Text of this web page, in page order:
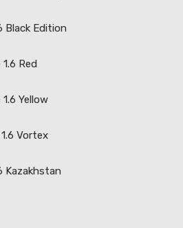
Black Edition
Red
Yellow
Vortex
Kazakhstan